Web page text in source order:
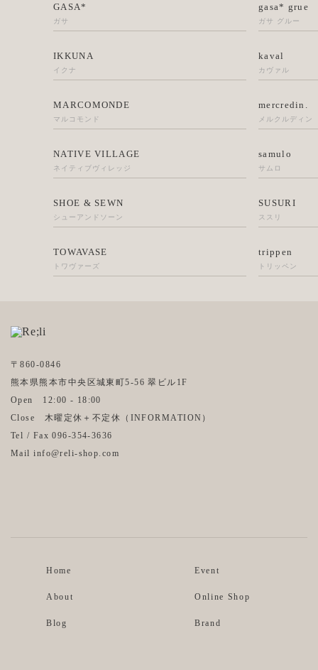
GASA*
ガサ
gasa* grue
ガサ グルー
IKKUNA
イクナ
kaval
カヴァル
MARCOMONDE
マルコモンド
mercredin.
メルクルディン
NATIVE VILLAGE
ネイティブヴィレッジ
samulo
サムロ
SHOE & SEWN
シューアンドソーン
SUSURI
ススリ
TOWAVASE
トワヴァーズ
trippen
トリッペン
〒860-0846
熊本県熊本市中央区城東町5-56 翠ビル1F
Open 12:00 - 18:00
Close 木曜定休＋不定休（ INFORMATION ）
Tel / Fax 096-354-3636
Mail info@reli-shop.com
Home
About
Blog
Event
Online Shop
Brand